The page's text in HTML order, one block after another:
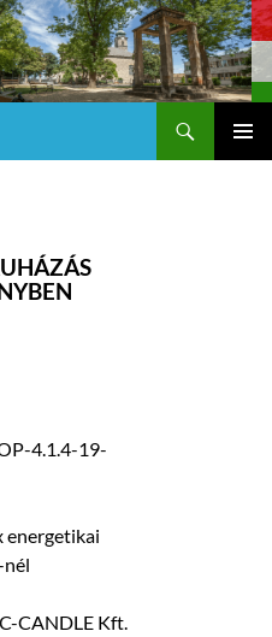
4.1.4-19-
energetikai
nél
CANDLE Kft.